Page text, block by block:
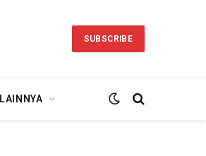
SUBSCRIBE
LAINNYA